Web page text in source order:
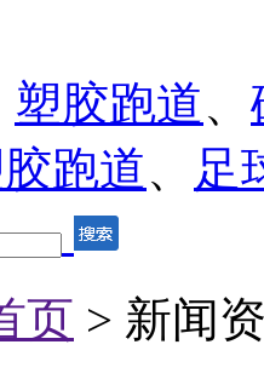
塑胶跑道、
跑道、 足
页 > 新闻